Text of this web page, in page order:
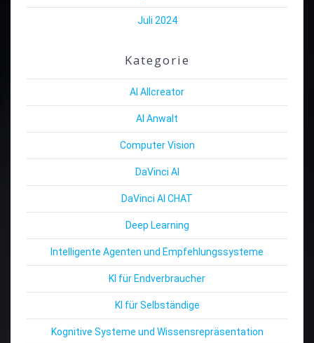
Juli 2024
Kategorie
AI Allcreator
AI Anwalt
Computer Vision
DaVinci AI
DaVinci AI CHAT
Deep Learning
Intelligente Agenten und Empfehlungssysteme
KI für Endverbraucher
KI für Selbständige
Kognitive Systeme und Wissensrepräsentation